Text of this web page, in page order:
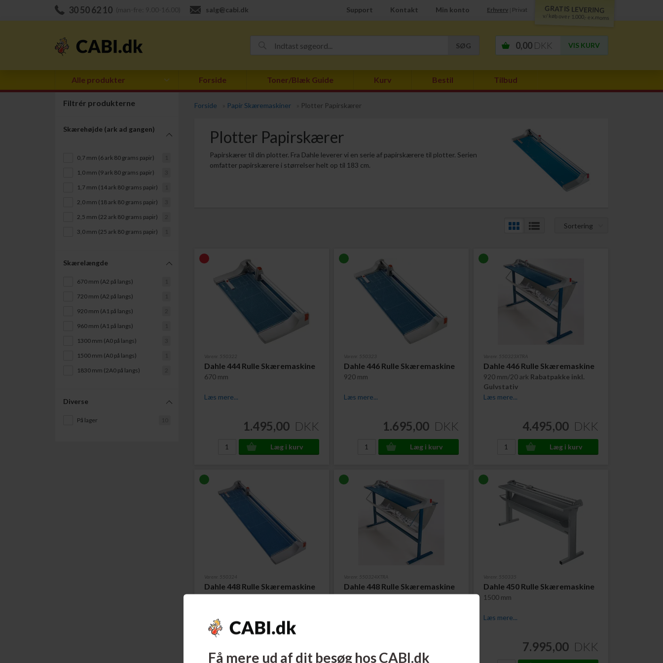
Få mere ud af dit besøg hos CABI.dk
30 50 62 10 salg@cabi.dk Support Kontakt Min konto Erhverv Privat GRATIS LEVERING
v/ køb over 1.000,- ex.moms
VIS KURV
0,00 DKK
Alle produkter Forside Toner/Blæk Guide Kurv Bestil Tilbud
Filtrér produkterne
Skærehøjde (ark ad gangen)
0,7 mm (6 ark 80 grams papir)
1,0 mm (9 ark 80 grams papir)
1,7 mm (14 ark 80 grams papir)
2,0 mm (18 ark 80 grams papir)
2,5 mm (22 ark 80 grams papir)
3,0 mm (25 ark 80 grams papir)
Skærelængde
670 mm (A2 på langs)
720 mm (A2 på langs)
920 mm (A1 på langs)
960 mm (A1 på langs)
1300 mm (A0 på langs)
1500 mm (A0 på langs)
1830 mm (2A0 på langs)
Diverse
På lager
Forside Papir Skæremaskiner Plotter Papirskærer
Plotter Papirskærer
Papirskærer til din plotter. Fra Dahle leverer vi en serie af papirskærere til plotter. Serien
omfatter papirskærere i størrelser helt op til 183 cm.
Sortering
Varenr. 550322
Dahle 444 Rulle Skæremaskine
670 mm
Læs mere...
1.495,00 DKK
Varenr. 550323
Dahle 446 Rulle Skæremaskine
920 mm
Læs mere...
1.695,00 DKK
Varenr. 550323XTRA
Dahle 446 Rulle Skæremaskine
920 mm/20 ark Rabatpakke inkl.
Gulvstativ
Læs mere...
4.495,00 DKK
Varenr. 550324
Dahle 448 Rulle Skæremaskine
1300 mm
Læs mere...
Varenr. 550324XTRA
Dahle 448 Rulle Skæremaskine
1300 mm/15 arkRabatpakke inkl.
Varenr. 550335
Dahle 450 Rulle Skæremaskine
1500 mm
Læs mere...
7.995,00 DKK